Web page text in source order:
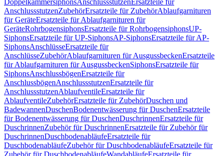
DoppelkammersiphonsAnschlussstutzenErsatzteile für
AnschlussstutzenZubehörErsatzteile für ZubehörAblaufgarnituren
für GeräteErsatzteile für Ablaufgarnituren für
GeräteRohrbogensiphonsErsatzteile für RohrbogensiphonsUP-
SiphonsErsatzteile für UP-SiphonsAP-SiphonsErsatzteile für AP-
SiphonsAnschlüsseErsatzteile für
AnschlüsseZubehörAblaufgarnituren für AusgussbeckenErsatzteile
für Ablaufgarnituren für AusgussbeckenSiphonsErsatzteile für
SiphonsAnschlussbögenErsatzteile für
AnschlussbögenAnschlussstutzenErsatzteile für
AnschlussstutzenAblaufventileErsatzteile für
AblaufventileZubehörErsatzteile für ZubehörDuschen und
BadewannenDuschenBodenentwässerung für DuschenErsatzteile
für Bodenentwässerung für DuschenDuschrinnenErsatzteile für
DuschrinnenZubehör für DuschrinnenErsatzteile für Zubehör für
DuschrinnenDuschbodenabläufeErsatzteile für
DuschbodenabläufeZubehör für DuschbodenabläufeErsatzteile für
Zubehör für DuschbodenabläufeWandabläufeErsatzteile für